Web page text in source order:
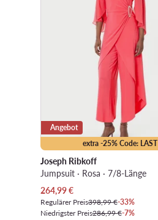
extra -25% Code: LAST
Angebot
Joseph Ribkoff
Jumpsuit · Rosa · 7/8-Länge
Aktueller Preis
264,99€
Regulärer Preis398,99 €-33%
Niedrigster Preis286,99 €-7%